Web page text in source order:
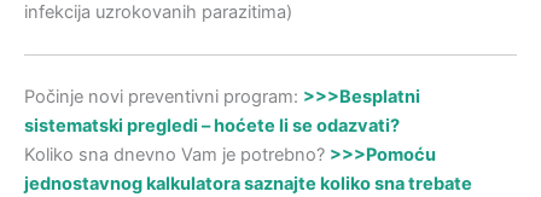
infekcija uzrokovanih parazitima)
Počinje novi preventivni program: >>>Besplatni
sistematski pregledi – hoćete li se odazvati?
Koliko sna dnevno Vam je potrebno? >>>Pomoću
jednostavnog kalkulatora saznajte koliko sna trebate